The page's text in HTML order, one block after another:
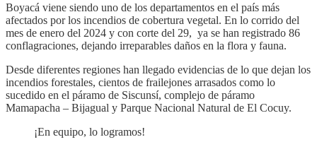
Boyacá viene siendo uno de los departamentos en el país más
afectados por los incendios de cobertura vegetal. En lo corrido del
mes de enero del 2024 y con corte del 29, ya se han registrado 86
conflagraciones, dejando irreparables daños en la flora y fauna.
Desde diferentes regiones han llegado evidencias de lo que dejan los
incendios forestales, cientos de frailejones arrasados como lo
sucedido en el páramo de Siscunsí, complejo de páramo
Mamapacha – Bijagual y Parque Nacional Natural de El Cocuy.
¡En equipo, lo logramos!